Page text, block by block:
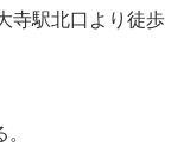
寺駅北口より徒歩